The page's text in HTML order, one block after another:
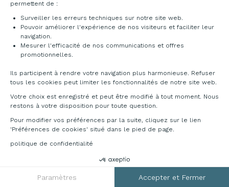
permettent de :
Surveiller les erreurs techniques sur notre site web.
Pouvoir améliorer l'expérience de nos visiteurs et faciliter leur
navigation.
Mesurer l'efficacité de nos communications et offres
promotionnelles.
Ils participent à rendre votre navigation plus harmonieuse. Refuser
tous les cookies peut limiter les fonctionnalités de notre site web.
Votre choix est enregistré et peut être modifié à tout moment. Nous
restons à votre disposition pour toute question.
Pour modifier vos préférences par la suite, cliquez sur le lien
'Préférences de cookies' situé dans le pied de page.
politique de confidentialité
Paramètres Accepter et Fermer
Axeptio consent
Mélaminé ép. 19 mm
Blanc
BL
Beige
BE
Gris
GR
Erable
Métal